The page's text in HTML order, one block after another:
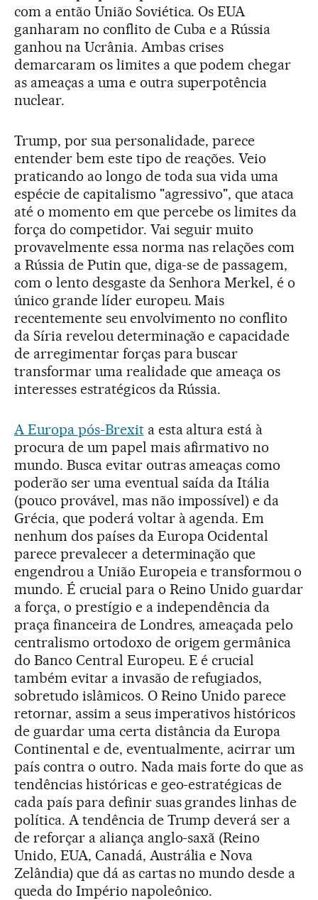
com a então União Soviética. Os EUA
ganharam no conflito de Cuba e a Rússia
ganhou na Ucrânia. Ambas crises
demarcaram os limites a que podem chegar
as ameaças a uma e outra superpotência
nuclear.
Trump, por sua personalidade, parece
entender bem este tipo de reações. Veio
praticando ao longo de toda sua vida uma
espécie de capitalismo "agressivo", que ataca
até o momento em que percebe os limites da
força do competidor. Vai seguir muito
provavelmente essa norma nas relações com
a Rússia de Putin que, diga-se de passagem,
com o lento desgaste da Senhora Merkel, é o
único grande líder europeu. Mais
recentemente seu envolvimento no conflito
da Síria revelou determinação e capacidade
de arregimentar forças para buscar
transformar uma realidade que ameaça os
interesses estratégicos da Rússia.
A Europa pós-Brexita esta altura está à
procura de um papel mais afirmativo no
mundo. Busca evitar outras ameaças como
poderão ser uma eventual saída da Itália
(pouco provável, mas não impossível) e da
Grécia, que poderá voltar à agenda. Em
nenhum dos países da Europa Ocidental
parece prevalecer a determinação que
engendrou a União Europeia e transformou o
mundo. É crucial para o Reino Unido guardar
a força, o prestígio e a independência da
praça financeira de Londres, ameaçada pelo
centralismo ortodoxo de origem germânica
do Banco Central Europeu. E é crucial
também evitar a invasão de refugiados,
sobretudo islâmicos. O Reino Unido parece
retornar, assim a seus imperativos históricos
de guardar uma certa distância da Europa
Continental e de, eventualmente, acirrar um
país contra o outro. Nada mais forte do que as
tendências históricas e geo-estratégicas de
cada país para definir suas grandes linhas de
política. A tendência de Trump deverá ser a
de reforçar a aliança anglo-saxã (Reino
Unido, EUA, Canadá, Austrália e Nova
Zelândia) que dá as cartas no mundo desde a
queda do Império napoleônico.